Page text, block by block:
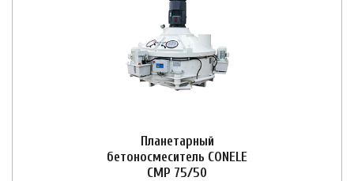
Планетарный
бетоносмеситель CONELE
CMP 75/50